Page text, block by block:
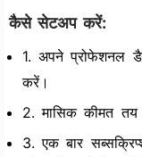
कैसे सेटअप करें:
1. अपने प्रोफेशनल
करें।
2. मासिक कीमत
3. एक बार